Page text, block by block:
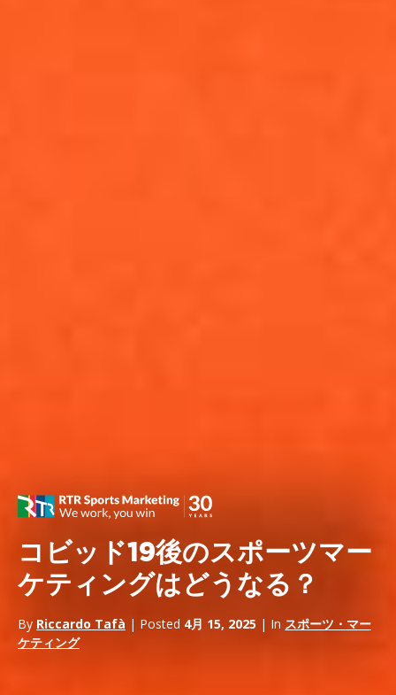
コビッド19後のスポーツマー
ケティングはどうなる？
By Riccardo Tafà | Posted 4月 15, 2025 | In スポーツ・マー
ケティング